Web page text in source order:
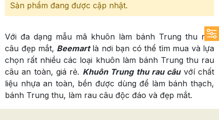
Sản phẩm đang được cập nhật.
Với đa dạng mẫu mã khuôn làm bánh Trung thu rau
câu đẹp mắt, Beemartlà nơi bạn có thể tìm mua và lựa
chọn rất nhiều các loại khuôn làm bánh Trung thu rau
câu an toàn, giá rẻ. Khuôn Trung thu rau câuvớí chất
liệu nhựa an toàn, bền được dùng để làm bánh thạch,
bánh Trung thu, làm rau câu độc đáo và đẹp mắt.